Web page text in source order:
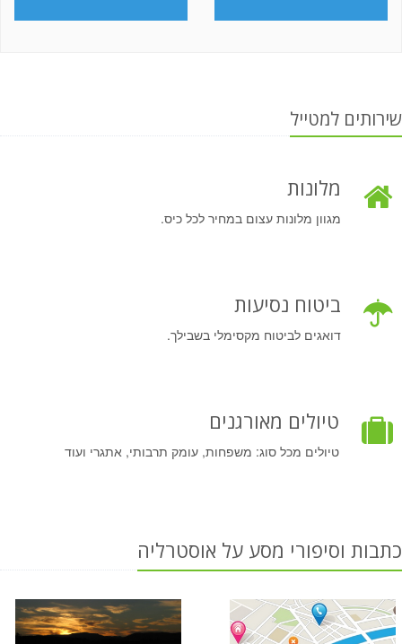
שירותים למטייל
מלונות
מגוון מלונות עצום במחיר לכל כיס.
ביטוח נסיעות
דואגים לביטוח מקסימלי בשבילך.
טיולים מאורגנים
טיולים מכל סוג: משפחות, עומק תרבותי, אתגרי ועוד
כתבות וסיפורי מסע על אוסטרליה